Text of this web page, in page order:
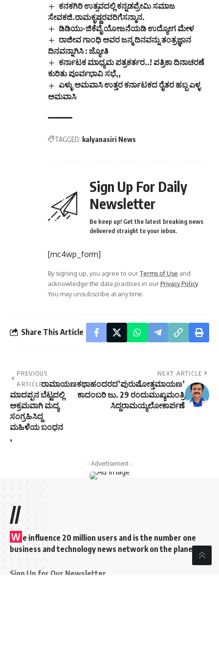
ಕನಕಗಿರಿ ಉತ್ಸವದಲ್ಲಿ ಕನ್ನಡಪ್ರೇಮಿ ಸಮಾಜ
ಸೇವಕಜಿ.ರಾಮಕೃಷ್ಣರವರಿಗೆಸನ್ಮಾನ.
ಡಿಡಿಯು-ಜಿಕೆವೈ ಯೋಜನೆಯಡಿ ಉದ್ಯೋಗ ಮೇಳ
ರಾಜೀವ ಗಾಂಧಿ ಅವರ ಜನ್ಮ ದಿನವನ್ನು ತಂತ್ರಜ್ಞಾನ
ದಿನವನ್ನಾಗಿಸಿ : ಜ್ಯೋತಿ
ಕರ್ನಾಟಕ ಮಾಧ್ಯಮ ಪತ್ರಕರ್ತರ..! ಪತ್ರಿಕಾ ದಿನಾಚರಣೆ
ಕುರಿತು ಪೂರ್ವಭಾವಿ ಸಭೆ,,
ಎಳ್ಳು ಅಮವಾಸಿ ಉತ್ತರ‌ ಕರ್ನಾಟಕದ ರೈತರ ಹಬ್ಬ ಎಳ್ಳ
ಅಮವಾಸಿ
TAGGED: kalyanasiri News
Sign Up For Daily
Newsletter
Be keep up! Get the latest breaking news
delivered straight to your inbox.
[mc4wp_form]
By signing up, you agree to ourTerms of Use and
acknowledge the data practices in ourPrivacy Policy.
You may unsubscribe at any time.
Share This Article
PREVIOUS
ARTICLE
ಮಾದಪ್ಪನ ಬೆಟ್ಟದಲ್ಲಿ
ಅಕ್ರಮವಾಗಿ ಮದ್ಯ
ಸಂಗ್ರಹಿಸಿದ್ದ
ಮಹಿಳೆಯ ಬಂಧನ
,
NEXT ARTICLE
ರಾಮಾಯಣಕಥಾಹಂದರದ’ಪುರುಷೋತ್ತಮಾಯಣ’
ಕಾದಂಬರಿ ಜು. 29 ರಂದುಮುಖ್ಯಮಂತ್ರಿ
ಸಿದ್ದರಾಮಯ್ಯಲೋಕಾರ್ಪಣೆ
- Advertisement -
//
W e influence 20 million users and is the number one
business and technology news network on the planet
Sign Up for Our Newsletter